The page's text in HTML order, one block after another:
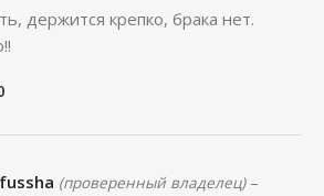
держится крепко, брака нет.
(проверенный владелец) –